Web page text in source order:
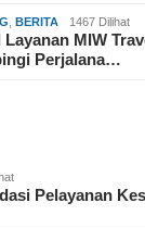
BERITA 1467 Dilihat
Layanan MIW
Perjalana…
Pelayanan